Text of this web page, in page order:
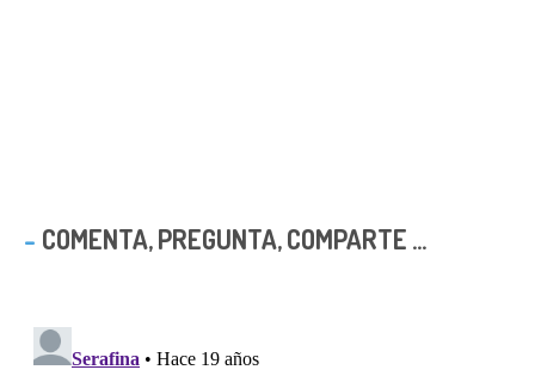
COMENTA, PREGUNTA, COMPARTE ...